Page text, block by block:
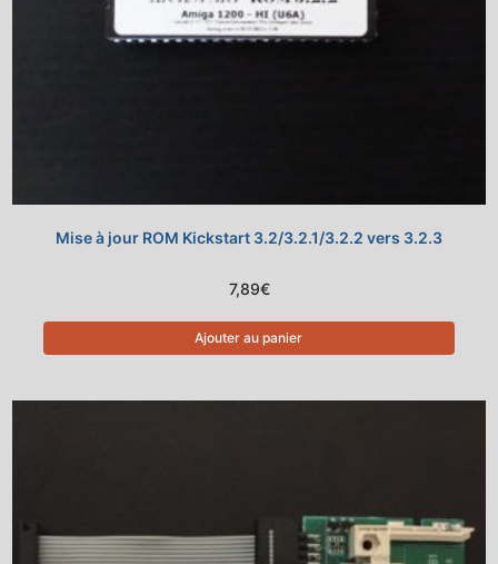
Mise à jour ROM Kickstart 3.2/3.2.1/3.2.2 vers 3.2.3
7,89€
Ajouter au panier